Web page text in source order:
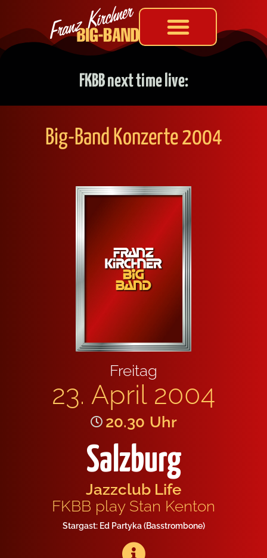
FKBB next time live:
Big-Band Kon­zer­te 2004
Frei­tag
23. April 2004
20.30 Uhr
Salzburg
Jazz­club Life
FKBB play Stan Ken­ton
Star­gast: Ed Par­ty­ka (Basstrom­bo­ne)